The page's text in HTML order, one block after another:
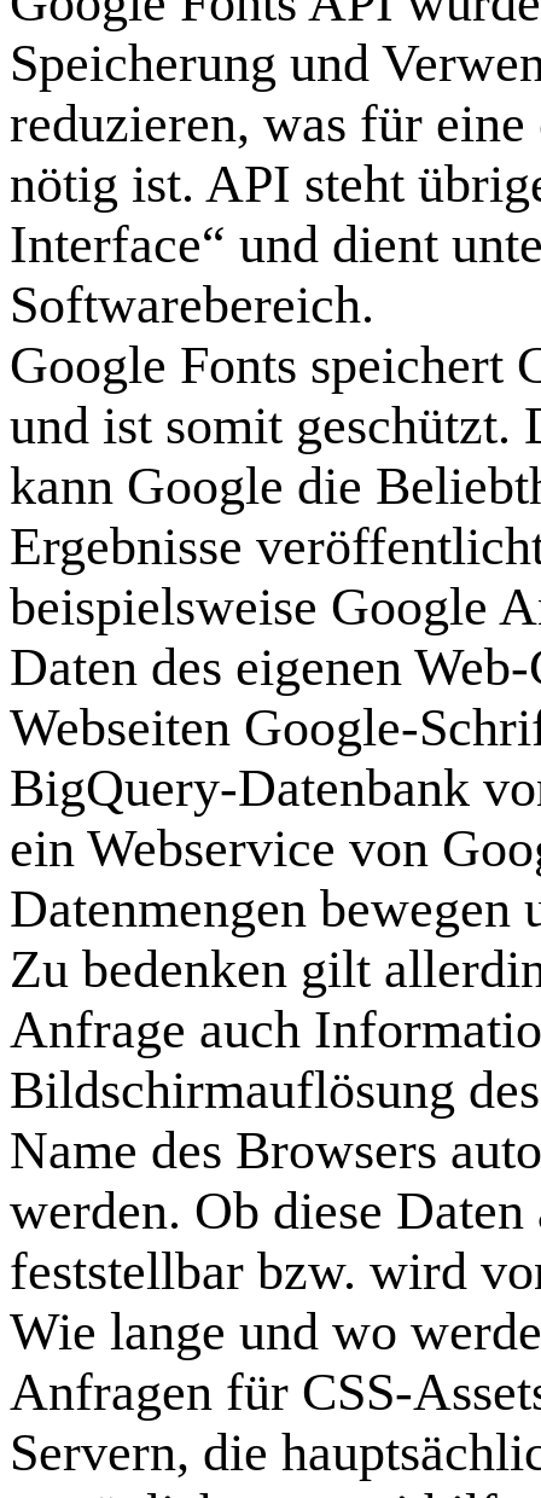
Speicherung und
reduzieren, was für
nötig ist. API steht
Interface“ und dient
Softwarebereich.
Google Fonts speichert
und ist somit geschützt.
kann Google die
Ergebnisse
beispielsweise Google
Daten des eigenen
Webseiten Google-
BigQuery-Datenbank
ein Webservice von
Datenmengen
Zu bedenken gilt
Anfrage auch
Bildschirmauflösung
Name des Browsers
werden. Ob diese
feststellbar bzw. wird
Wie lange und wo
Anfragen für CSS-
Servern, die